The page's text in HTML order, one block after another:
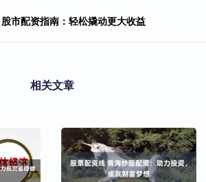
市配资指南：轻松撬动更大收益
相关文章